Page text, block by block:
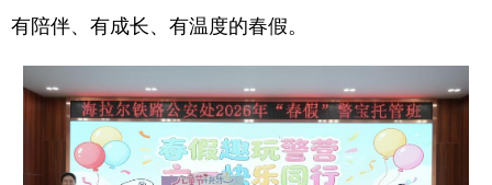
学术中国 乡村振兴
城市 旅游 能源 会展
彩票 娱乐 时尚 悦读
公益 一带一路 亚太网 上市公司
有陪伴、有成长、有温度的春假。